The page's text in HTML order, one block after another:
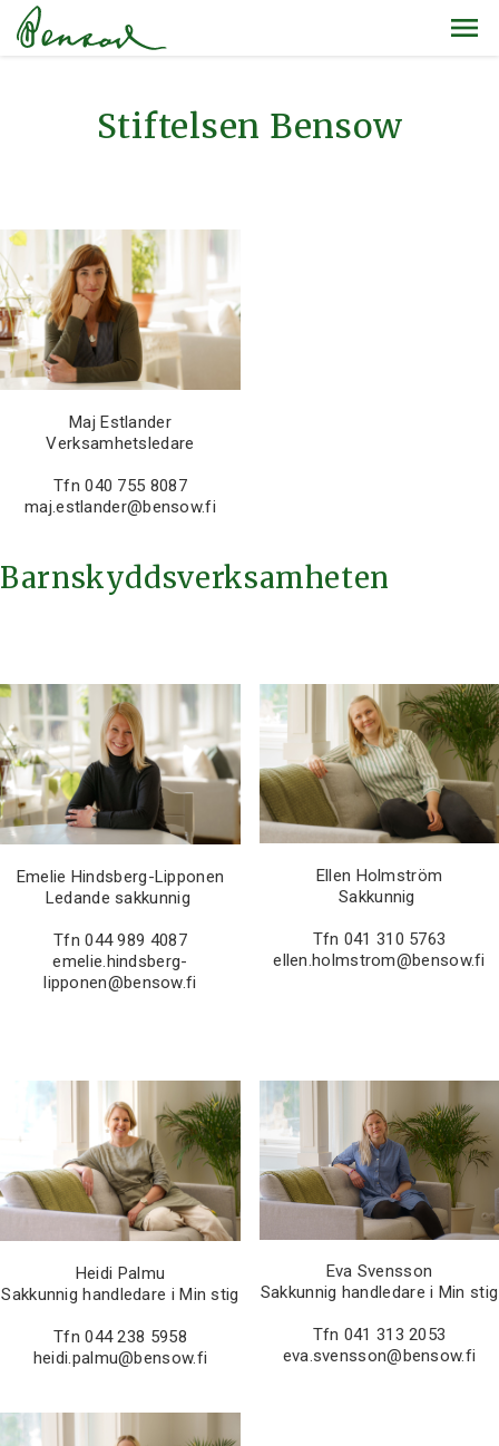
Stiftelsen Bensow
Maj Estlander
Verksamhetsledare
Tfn 040 755 8087
maj.estlander@bensow.fi
Barnskyddsverksamheten
Emelie Hindsberg-Lipponen
Ledande sakkunnig
Tfn 044 989 4087
emelie.hindsberg-
lipponen@bensow.fi
Ellen Holmström
Sakkunnig
Tfn 041 310 5763
ellen.holmstrom@bensow.fi
Heidi Palmu
Sakkunnig handledare i Min stig
Tfn 044 238 5958
heidi.palmu@bensow.fi
Eva Svensson
Sakkunnig handledare i Min stig
Tfn 041 313 2053
eva.svensson@bensow.fi